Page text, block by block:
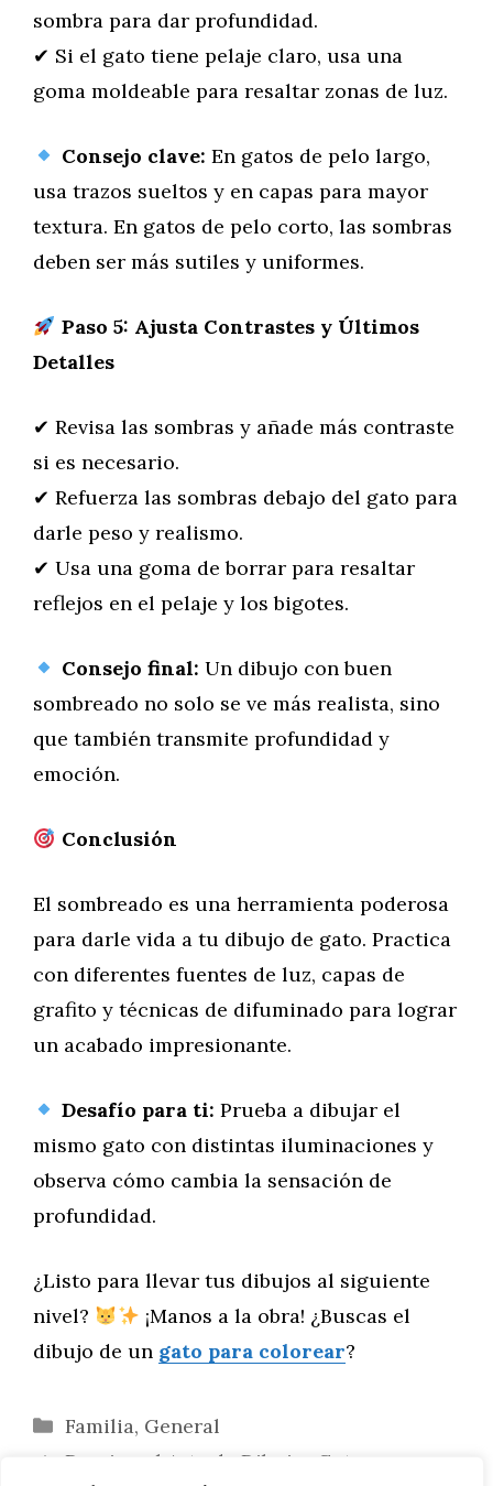
sombra para dar profundidad.
✔ Si el gato tiene pelaje claro, usa una
goma moldeable para resaltar zonas de luz.
Consejo clave: En gatos de pelo largo,
usa trazos sueltos y en capas para mayor
textura. En gatos de pelo corto, las sombras
deben ser más sutiles y uniformes.
Paso 5: Ajusta Contrastes y Últimos
Detalles
✔ Revisa las sombras y añade más contraste
si es necesario.
✔ Refuerza las sombras debajo del gato para
darle peso y realismo.
✔ Usa una goma de borrar para resaltar
reflejos en el pelaje y los bigotes.
Consejo final: Un dibujo con buen
sombreado no solo se ve más realista, sino
que también transmite profundidad y
emoción.
Conclusión
El sombreado es una herramienta poderosa
para darle vida a tu dibujo de gato. Practica
con diferentes fuentes de luz, capas de
grafito y técnicas de difuminado para lograr
un acabado impresionante.
Desafío para ti: Prueba a dibujar el
mismo gato con distintas iluminaciones y
observa cómo cambia la sensación de
profundidad.
¿Listo para llevar tus dibujos al siguiente
nivel?
¡Manos a la obra! ¿Buscas el
dibujo de un gato para colorear?
Categorías
Familia, General
Domina el Arte de Dibujar Gatos con